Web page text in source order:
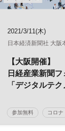
2021/3/11(木)
日本経済新聞社 大阪
【大阪開催】
日経産業新聞フ
「デジタルテ
参加無料 コロナ